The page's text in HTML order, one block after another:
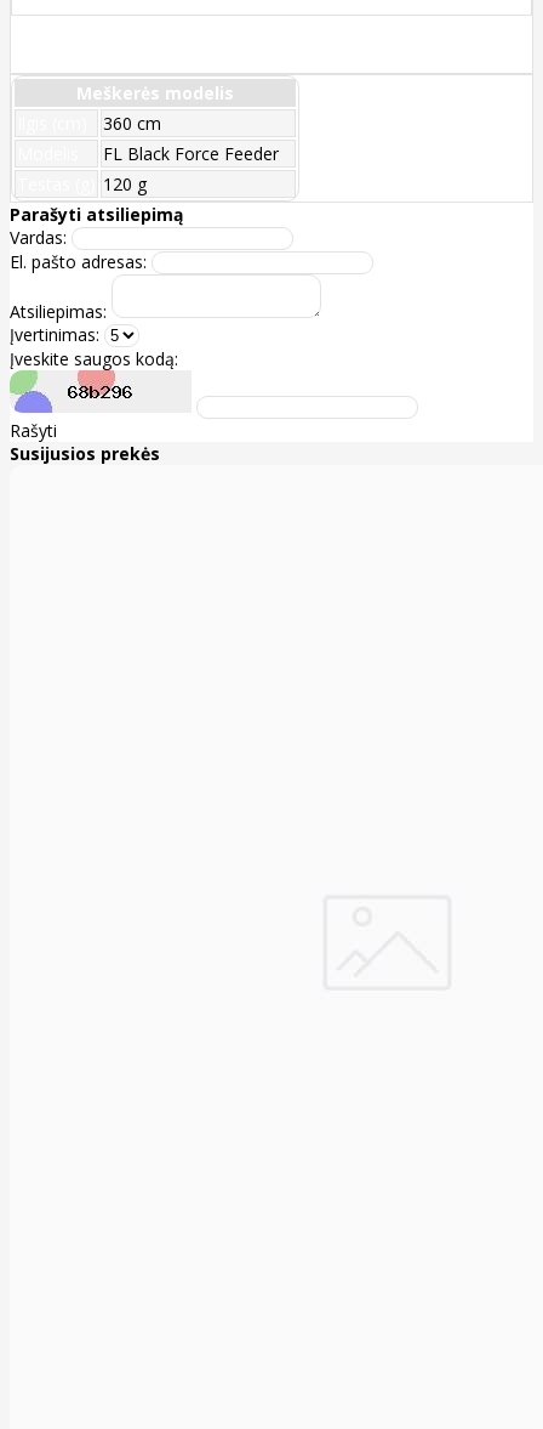
Meškerės modelis
360 cm
FL Black Force Feeder
120 g
Parašyti atsiliepimą
Vardas:
El. pašto adresas:
Atsiliepimas:
Įvertinimas:
Įveskite saugos kodą:
Rašyti
Susijusios prekės